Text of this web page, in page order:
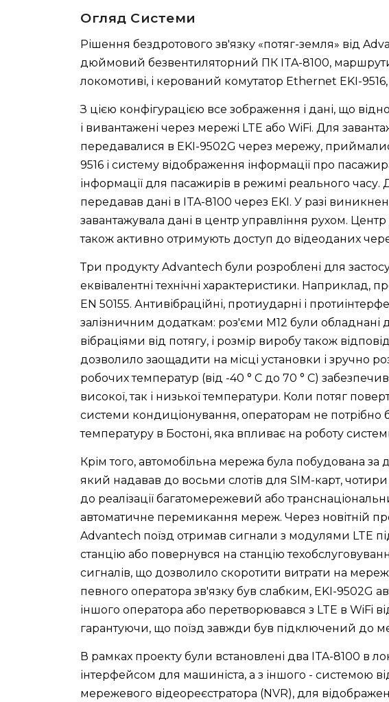
Огляд Системи
Рішення бездротового зв'язку «потяг-земля» від
дюймовий безвентиляторний ПК ITA-8100,
локомотиві, і керований комутатор Ethernet EKI-
З цією конфігурацією все зображення і дані, що
і вивантажені через мережі LTE або WiFi. Для
передавалися в EKI-9502G через мережу,
9516 і систему відображення інформації про
інформації для пасажирів в режимі реального
передавав дані в ITA-8100 через EKI. У разі
завантажувала дані в центр управління рухом.
також активно отримують доступ до відеоданих
Три продукту Advantech були розроблені для
еквівалентні технічні характеристики.
EN 50155. Антивібраційні, протиударні і
залізничним додаткам: роз'єми M12 були обладнані
вібраціями від потягу, і розмір виробу також
дозволило заощадити на місці установки і зручно
робочих температур (від -40 ° C до 70 ° C)
високої, так і низької температури. Коли потяг
системи кондиціонування, операторам не потрібно
температуру в Бостоні, яка впливає на роботу
Крім того, автомобільна мережа була побудована
який надавав до восьми слотів для SIM-карт,
до реалізації багатомережевий або
автоматичне перемикання мереж. Через новітній
Advantech поїзд отримав сигнали з модулями LTE
станцію або повернувся на станцію
сигналів, що дозволило скоротити витрати на
певного оператора зв'язку був слабким, EKI-9502G
іншого оператора або перетворювався з LTE в WiFi
гарантуючи, що поїзд завжди був підключений до
В рамках проекту були встановлені два ITA-8100 в
інтерфейсом для машиніста, а з іншого - системою
мережевого відеореєстратора (NVR), для